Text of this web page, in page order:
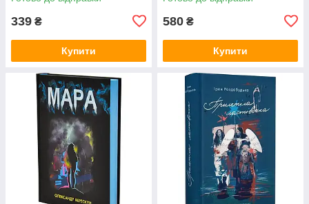
тверда
339 ₴
Купити
580 ₴
Купити